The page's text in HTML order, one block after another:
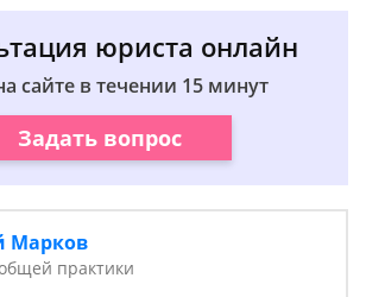
юриста онлайн
сайте в течении 15 минут
Задать вопрос
Марков
практики